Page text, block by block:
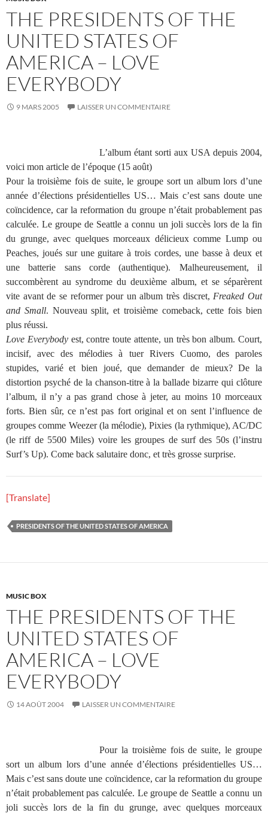
THE PRESIDENTS OF THE
UNITED STATES OF
AMERICA – LOVE
EVERYBODY
9 MARS 2005 LAISSER UN COMMENTAIRE
L’album étant sorti aux USA depuis 2004,
voici mon article de l’époque (15 août)
Pour la troisième fois de suite, le groupe sort un album lors d’une
année d’élections présidentielles US… Mais c’est sans doute une
coïncidence, car la reformation du groupe n’était probablement pas
calculée. Le groupe de Seattle a connu un joli succès lors de la fin
du grunge, avec quelques morceaux délicieux comme Lump ou
Peaches, joués sur une guitare à trois cordes, une basse à deux et
une batterie sans corde (authentique). Malheureusement, il
succombèrent au syndrome du deuxième album, et se séparèrent
vite avant de se reformer pour un album très discret, Freaked Out
and Small. Nouveau split, et troisième comeback, cette fois bien
plus réussi.
Love Everybody est, contre toute attente, un très bon album. Court,
incisif, avec des mélodies à tuer Rivers Cuomo, des paroles
stupides, varié et bien joué, que demander de mieux? De la
distortion psyché de la chanson-titre à la ballade bizarre qui clôture
l’album, il n’y a pas grand chose à jeter, au moins 10 morceaux
forts. Bien sûr, ce n’est pas fort original et on sent l’influence de
groupes comme Weezer (la mélodie), Pixies (la rythmique), AC/DC
(le riff de 5500 Miles) voire les groupes de surf des 50s (l’instru
Surf’s Up). Come back salutaire donc, et très grosse surprise.
[Translate]
PRESIDENTS OF THE UNITED STATES OF AMERICA
MUSIC BOX
THE PRESIDENTS OF THE
UNITED STATES OF
AMERICA – LOVE
EVERYBODY
14 AOÛT 2004 LAISSER UN COMMENTAIRE
Pour la troisième fois de suite, le groupe
sort un album lors d’une année d’élections présidentielles US…
Mais c’est sans doute une coïncidence, car la reformation du groupe
n’était probablement pas calculée. Le groupe de Seattle a connu un
joli succès lors de la fin du grunge, avec quelques morceaux